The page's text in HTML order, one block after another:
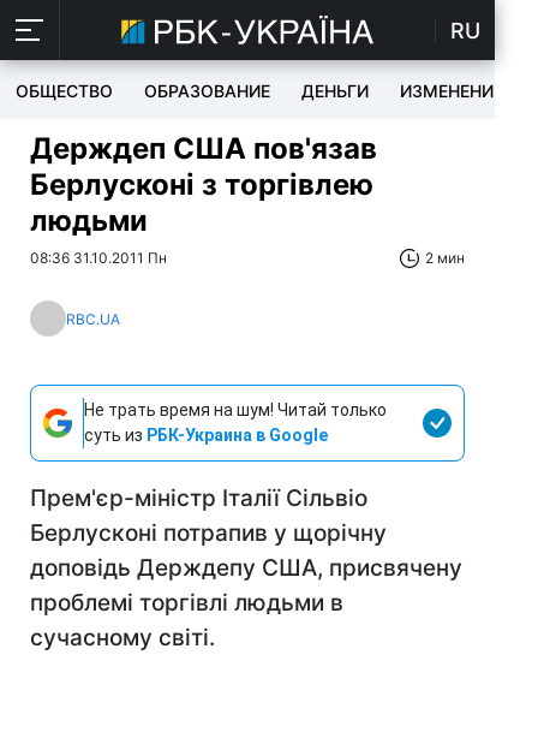
RU
ОБЩЕСТВО ОБРАЗОВАНИЕ ДЕНЬГИ ИЗМЕНЕНИЯ
Держдеп США пов'язав
Берлусконі з торгівлею
людьми
08:36 31.10.2011 Пн 2 мин
RBC.UA
Не трать время на шум! Читай только
суть из РБК-Украина в Google
Прем'єр-міністр Італії Сільвіо
Берлусконі потрапив у щорічну
доповідь Держдепу США, присвячену
проблемі торгівлі людьми в
сучасному світі.